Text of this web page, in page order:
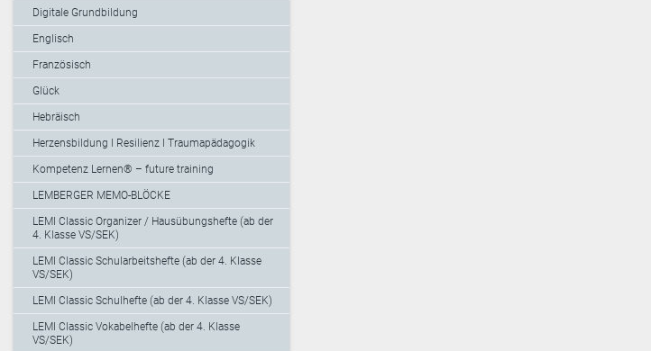
Digitale Grundbildung
Englisch
Französisch
Glück
Hebräisch
Herzensbildung I Resilienz I Traumapädagogik
Kompetenz Lernen® – future training
LEMBERGER MEMO-BLÖCKE
LEMI Classic Organizer / Hausübungshefte (ab der
4. Klasse VS/SEK)
LEMI Classic Schularbeitshefte (ab der 4. Klasse
VS/SEK)
LEMI Classic Schulhefte (ab der 4. Klasse VS/SEK)
LEMI Classic Vokabelhefte (ab der 4. Klasse
VS/SEK)